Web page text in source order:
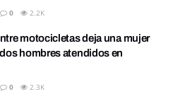
0 2.2K
motocicletas deja una mujer
hombres atendidos en
0 2.3K